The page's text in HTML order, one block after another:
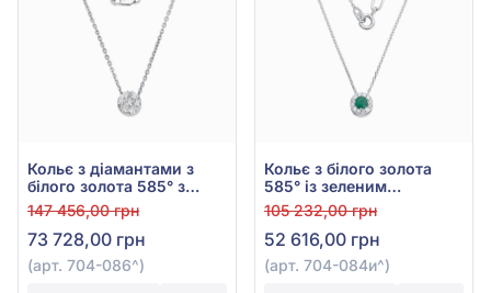
Кольє з діамантами з
білого золота 585° з
діамантом 0,34ct, арт.
704-086
147 456,00 грн
73 728,00 грн
(арт. 704-086^)
Кольє з білого золота
585° із зеленим
смарагдом 0,23ct та
діамантами 0,13ct, арт.
704-084и
105 232,00 грн
52 616,00 грн
(арт. 704-084и^)